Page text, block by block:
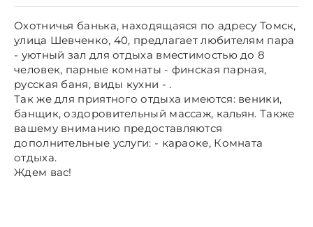
Охотничья банька, находящаяся по адресу Томск,
улица Шевченко, 40, предлагает любителям пара
- уютный зал для отдыха вместимостью до 8
человек, парные комнаты - финская парная,
русская баня, виды кухни - .
Так же для приятного отдыха имеются: веники,
банщик, оздоровительный массаж, кальян. Также
вашему вниманию предоставляются
дополнительные услуги: - караоке, Комната
отдыха.
Ждем вас!